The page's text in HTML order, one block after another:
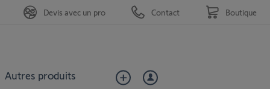
Autres produits
Devis avec un pro Contact Boutique